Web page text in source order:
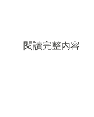
閱讀完整內容